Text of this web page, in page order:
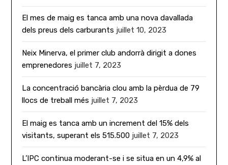
El mes de maig es tanca amb una nova davallada
dels preus dels carburants juillet 10, 2023
Neix Minerva, el primer club andorrà dirigit a dones
emprenedores juillet 7, 2023
La concentració bancària clou amb la pèrdua de 79
llocs de treball més juillet 7, 2023
El maig es tanca amb un increment del 15% dels
visitants, superant els 515.500 juillet 7, 2023
L’IPC continua moderant-se i se situa en un 4,9% al